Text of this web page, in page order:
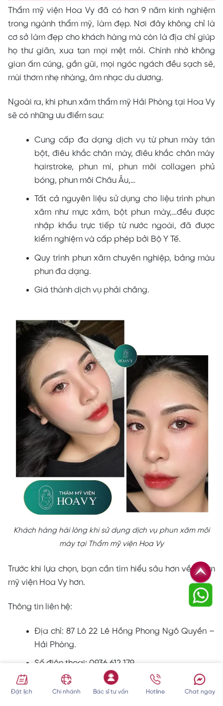
Thẩm mỹ viện Hoa Vy đã có hơn 9 năm kinh nghiệm
trong ngành thẩm mỹ, làm đẹp. Nơi đây không chỉ là
cơ sở làm đẹp cho khách hàng mà còn là địa chỉ giúp
họ thư giãn, xua tan mọi mệt mỏi. Chính nhờ không
gian ấm cúng, gần gũi, mọi ngóc ngách đều sạch sẽ,
mùi thơm nhẹ nhàng, âm nhạc du dương.
Ngoài ra, khi phun xăm thẩm mỹ Hải Phòng tại Hoa Vy
sẽ có những ưu điểm sau:
Cung cấp đa dạng dịch vụ từ phun mày tán
bột, điêu khắc chân mày, điêu khắc chân mày
hairstroke, phun mí, phun môi collagen phủ
bóng, phun môi Châu Âu,…
Tất cả nguyên liệu sử dụng cho liệu trình phun
xăm như mực xăm, bột phun mày,…đều được
nhập khẩu trực tiếp từ nước ngoài, đã được
kiểm nghiệm và cấp phép bởi Bộ Y Tế.
Quy trình phun xăm chuyên nghiệp, bảng màu
phun đa dạng.
Giá thành dịch vụ phải chăng.
Khách hàng hài lòng khi sử dụng dịch vụ phun xăm môi
mày tại Thẩm mỹ viện Hoa Vy
Trước khi lựa chọn, bạn cần tìm hiểu sâu hơn về Thẩm
mỹ viện Hoa Vy hơn.
Thông tin liên hệ:
Địa chỉ: 87 Lô 22 Lê Hồng Phong Ngô Quyền –
Hải Phòng.
Số điện thoại: 0936 612 179
Phun xăm Thiên Kim
Đặt lịch Chi nhánh Bác sĩ tư vấn Hotline Chat ngay